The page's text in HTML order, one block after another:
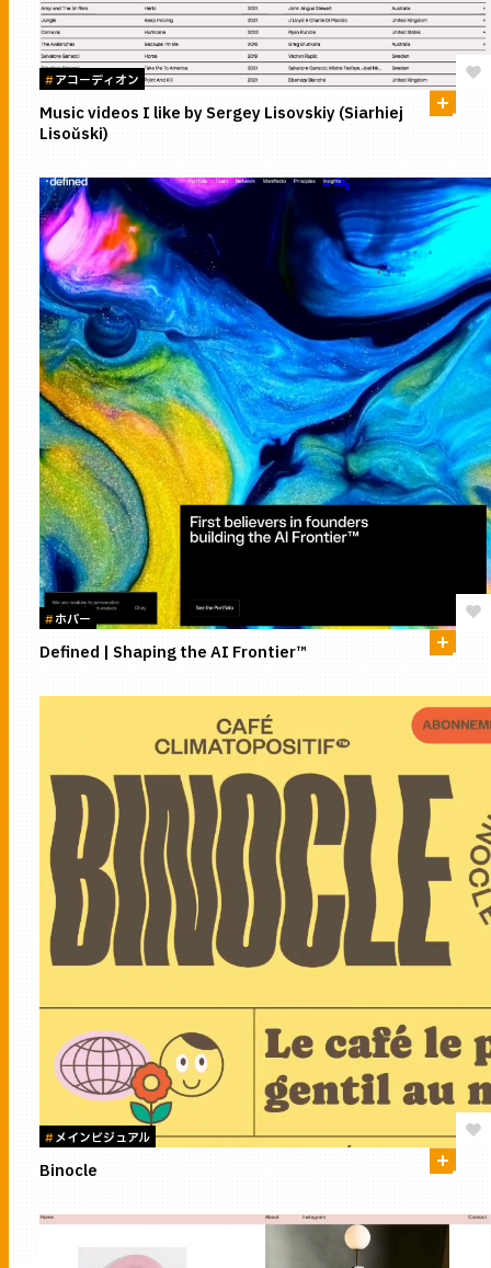
#アコーディオン
Music videos I like by Sergey Lisovskiy (Siarhiej
Lisoŭski)
#ホバー
Defined | Shaping the AI Frontier™
#メインビジュアル
Binocle